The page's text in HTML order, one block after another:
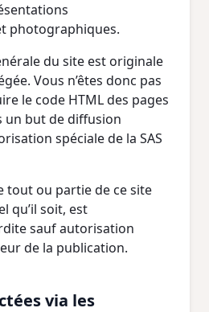
photographiques.
du site est originale
Vous n’êtes donc pas
le code HTML des pages
un but de diffusion
spéciale de la SAS
tout ou partie de ce site
qu’il soit, est
sauf autorisation
de la publication.
via les